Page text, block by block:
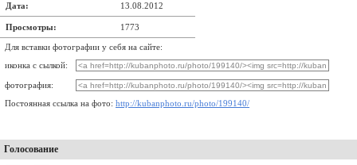
Дата: 13.08.2012
Просмотры: 1773
Для вставки фотографии у себя на сайте:
иконка с сылкой:
фотография:
Постоянная ссылка на фото: http://kubanphoto.ru/photo/199140/
Голосование